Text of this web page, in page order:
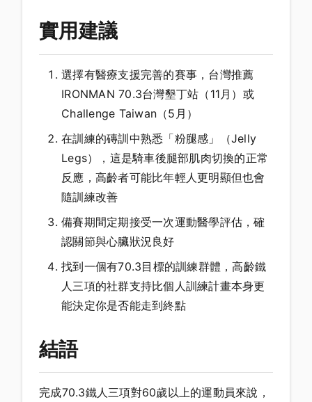
實用建議
選擇有醫療支援完善的賽事，台灣推薦
IRONMAN 70.3台灣墾丁站（11月）或
Challenge Taiwan（5月）
在訓練的磚訓中熟悉「粉腿感」（Jelly
Legs），這是騎車後腿部肌肉切換的正常
反應，高齡者可能比年輕人更明顯但也會
隨訓練改善
備賽期間定期接受一次運動醫學評估，確
認關節與心臟狀況良好
找到一個有70.3目標的訓練群體，高齡鐵
人三項的社群支持比個人訓練計畫本身更
能決定你是否能走到終點
結語
完成70.3鐵人三項對60歲以上的運動員來說，